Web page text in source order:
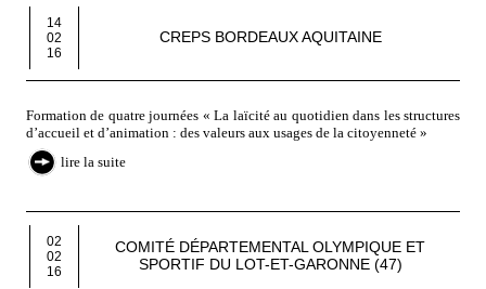
14
02
16
CREPS BORDEAUX AQUITAINE
Formation de quatre journées « La laïcité au quotidien dans les structures
d’accueil et d’animation : des valeurs aux usages de la citoyenneté »
lire la suite
02
02
16
COMITÉ DÉPARTEMENTAL OLYMPIQUE ET
SPORTIF DU LOT-ET-GARONNE (47)